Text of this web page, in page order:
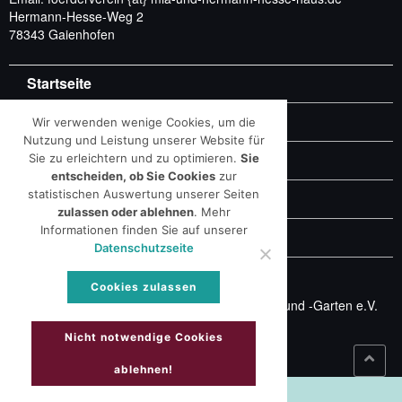
Hermann-Hesse-Weg 2
78343 Gaienhofen
Startseite
Besichtigungen und mehr
Impressum & Datenschutz
Kontakt & Terminanfrage
Widerruf
© Förderverein Mia- und Hermann-Hesse-Haus und -Garten e.V.
Developed by Hubertus Stock
Wir verwenden wenige Cookies, um die
Nutzung und Leistung unserer Website für
Sie zu erleichtern und zu optimieren. Sie
entscheiden, ob Sie Cookieszur
statistischen Auswertung unserer Seiten
zulassen oder ablehnen. Mehr
Informationen finden Sie auf unserer
Datenschutzseite
Cookies zulassen
Nicht notwendige Cookies
ablehnen!